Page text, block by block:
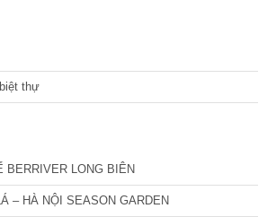
thự
BERRIVER LONG BIÊN
– HÀ NỘI SEASON GARDEN